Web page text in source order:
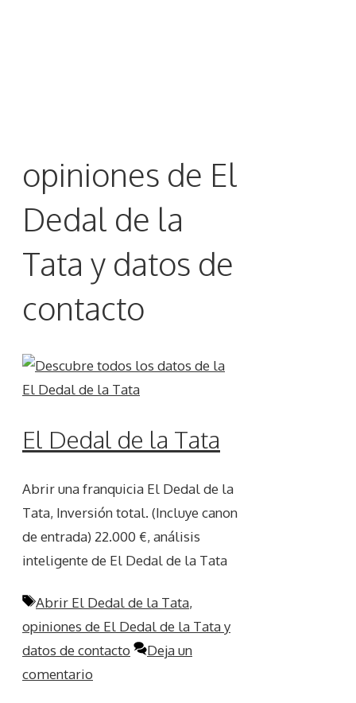
opiniones de El
Dedal de la
Tata y datos de
contacto
El Dedal de la Tata
Abrir una franquicia El Dedal de la
Tata, Inversión total. (Incluye canon
de entrada) 22.000 €, análisis
inteligente de El Dedal de la Tata
Etiquetas
Abrir El Dedal de la Tata,
opiniones de El Dedal de la Tata y
datos de contacto
Deja un
comentario